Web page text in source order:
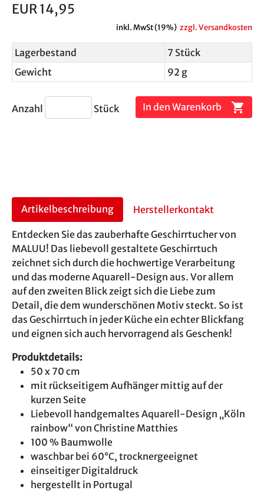
EUR 14,95
inkl. MwSt (19%) zzgl. Versandkosten
Lagerbestand
7 Stück
Gewicht
92 g
Anzahl Stück In den Warenkorb shopping_cart
Artikelbeschreibung Herstellerkontakt
Entdecken Sie das zauberhafte Geschirrtucher von
MALUU! Das liebevoll gestaltete Geschirrtuch
zeichnet sich durch die hochwertige Verarbeitung
und das moderne Aquarell-Design aus. Vor allem
auf den zweiten Blick zeigt sich die Liebe zum
Detail, die dem wunderschönen Motiv steckt. So ist
das Geschirrtuch in jeder Küche ein echter Blickfang
und eignen sich auch hervorragend als Geschenk!
Produktdetails:
50 x 70 cm
mit rückseitigem Aufhänger mittig auf der
kurzen Seite
Liebevoll handgemaltes Aquarell-Design „Köln
rainbow“ von Christine Matthies
100 % Baumwolle
waschbar bei 60°C, trocknergeeignet
einseitiger Digitaldruck
hergestellt in Portugal